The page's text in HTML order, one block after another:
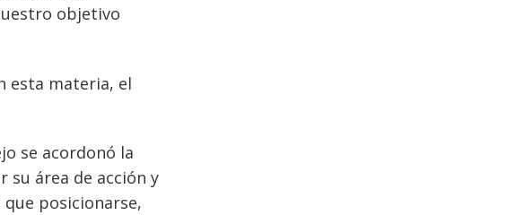
objetivo
esta materia, el
se acordonó la
su área de acción y
posicionarse,